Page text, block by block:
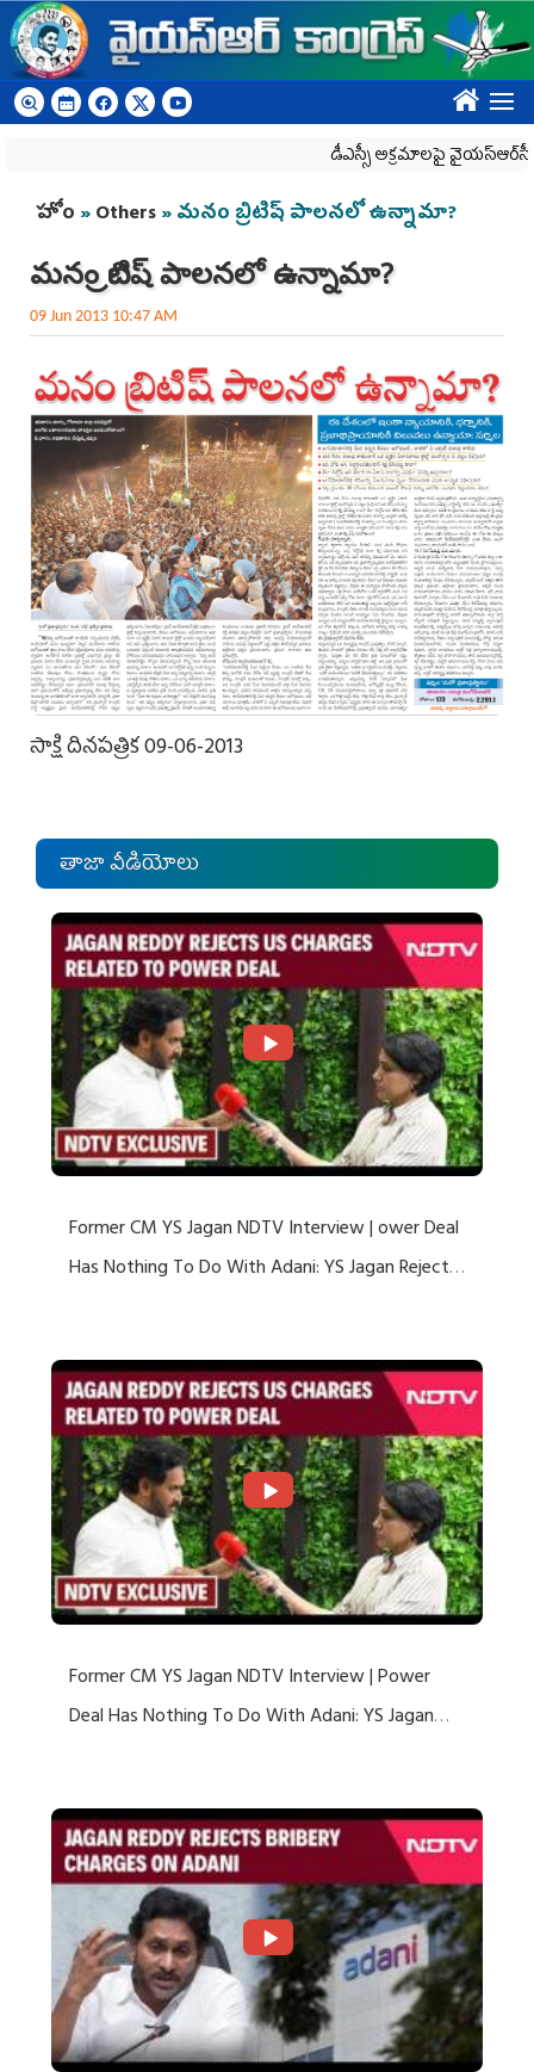
Skip to main content
????
డీఎస్సీ అక్రమాలపై వైయ‌స్ఆర్‌సీపీ
You are here
హోం »Others» మనం బ్రిటిష్‌ పాలనలో ఉన్నామా?
మనం బ్రిటిష్‌ పాలనలో ఉన్నామా?
09 Jun 2013 10:47 AM
సాక్షి దినపత్రిక 09-06-2013
తాజా వీడియోలు
Former CM YS Jagan NDTV Interview | ower Deal
Has Nothing To Do With Adani: YS Jagan Rejects
Former CM YS Jagan NDTV Interview | Power
Deal Has Nothing To Do With Adani: YS Jagan